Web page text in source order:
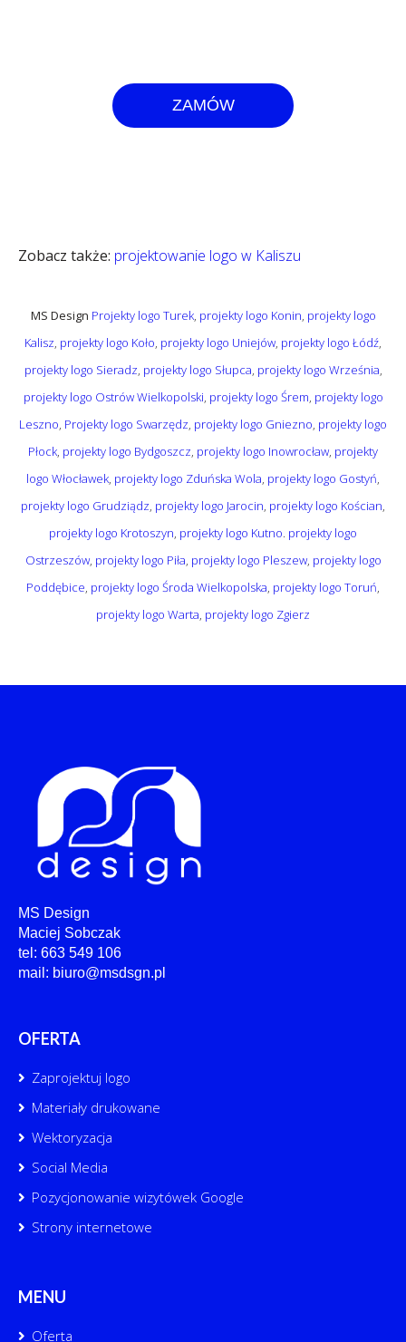
ZAMÓW
Zobacz także: projektowanie logo w Kaliszu
MS Design Projekty logo Turek, projekty logo Konin, projekty logo
Kalisz, projekty logo Koło, projekty logo Uniejów, projekty logo Łódź,
projekty logo Sieradz, projekty logo Słupca, projekty logo Września,
projekty logo Ostrów Wielkopolski, projekty logo Śrem, projekty logo
Leszno, Projekty logo Swarzędz, projekty logo Gniezno, projekty logo
Płock, projekty logo Bydgoszcz, projekty logo Inowrocław, projekty
logo Włocławek, projekty logo Zduńska Wola, projekty logo Gostyń,
projekty logo Grudziądz, projekty logo Jarocin, projekty logo Kościan,
projekty logo Krotoszyn, projekty logo Kutno. projekty logo
Ostrzeszów, projekty logo Piła, projekty logo Pleszew, projekty logo
Poddębice, projekty logo Środa Wielkopolska, projekty logo Toruń,
projekty logo Warta, projekty logo Zgierz
MS Design
Maciej Sobczak
tel: 663 549 106
mail: biuro@msdsgn.pl
OFERTA
Zaprojektuj logo
Materiały drukowane
Wektoryzacja
Social Media
Pozycjonowanie wizytówek Google
Strony internetowe
MENU
Oferta